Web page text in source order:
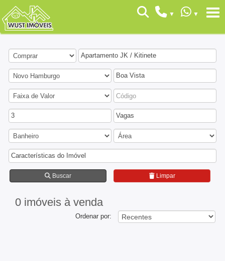
Apartamento JK / Kitinete
Boa Vista
3 Vagas
Características do Imóvel
Buscar Limpar
0 imóveis à venda
Ordenar por: